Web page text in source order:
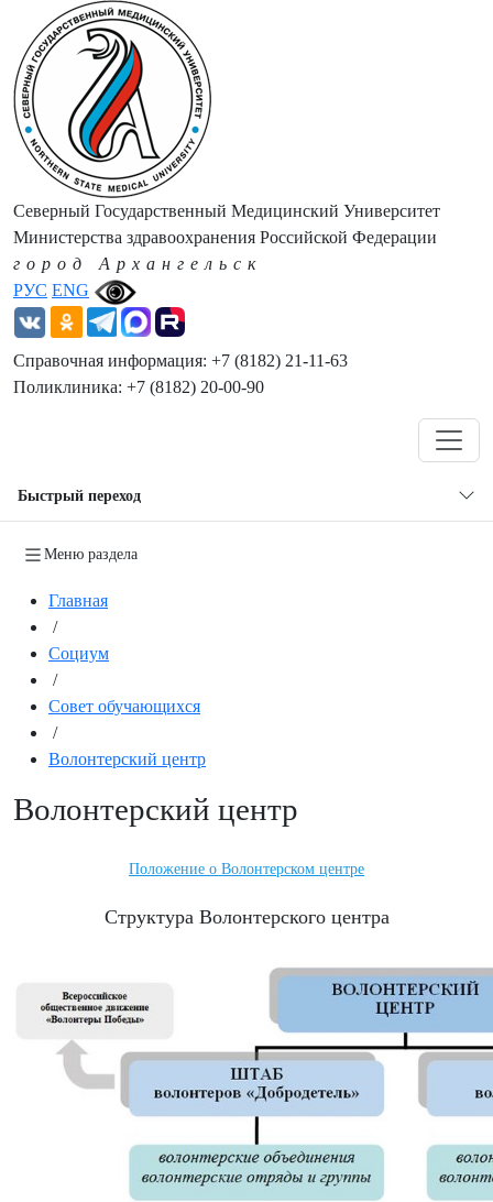
РУС ENG
Северный Государственный Медицинский Университет
Министерства здравоохранения Российской Федерации
город Архангельск
Справочная информация: +7 (8182) 21-11-63
Поликлиника: +7 (8182) 20-00-90
Быстрый переход
Меню раздела
Главная
/
Социум
/
Совет обучающихся
/
Волонтерский центр
Волонтерский центр
Положение о Волонтерском центре
Структура Волонтерского центра